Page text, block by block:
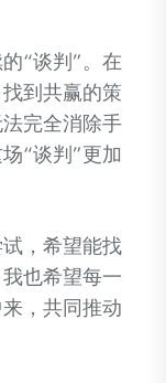
“谈判”。在
到共赢的策
完全消除手
“谈判”更加
，希望能找
也希望每一
，共同推动